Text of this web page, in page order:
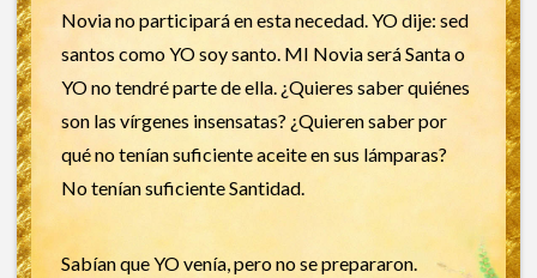
Novia no participará en esta necedad. YO dije: sed
santos como YO soy santo. MI Novia será Santa o
YO no tendré parte de ella. ¿Quieres saber quiénes
son las vírgenes insensatas? ¿Quieren saber por
qué no tenían suficiente aceite en sus lámparas?
No tenían suficiente Santidad.
Sabían que YO venía, pero no se prepararon.